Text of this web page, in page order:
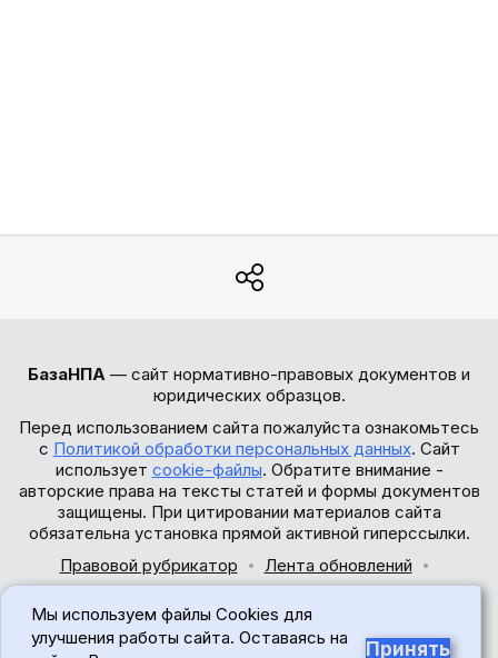
БазаНПА — сайт нормативно-правовых документов и
юридических образцов.
Перед использованием сайта пожалуйста ознакомьтесь
с Политикой обработки персональных данных. Сайт
использует cookie-файлы. Обратите внимание -
авторские права на тексты статей и формы документов
защищены. При цитировании материалов сайта
обязательна установка прямой активной гиперссылки.
Правовой рубрикатор
Лента обновлений
© 2017-2026
Мы используем файлы Cookies для
улучшения работы сайта. Оставаясь на
Принять